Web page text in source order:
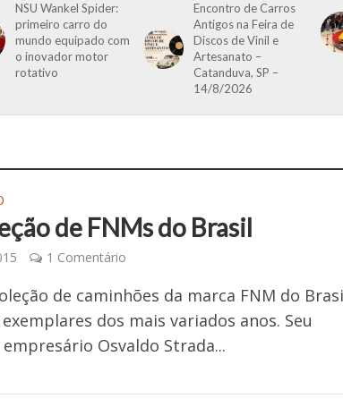
NSU Wankel Spider:
primeiro carro do
mundo equipado com
o inovador motor
rotativo
Encontro de Carros
Antigos na Feira de
Discos de Vinil e
Artesanato –
Catanduva, SP –
14/8/2026
de FNMs do Brasil
1 Comentário
de caminhões da marca FNM do
dos mais variados anos. Seu
Osvaldo Strada...